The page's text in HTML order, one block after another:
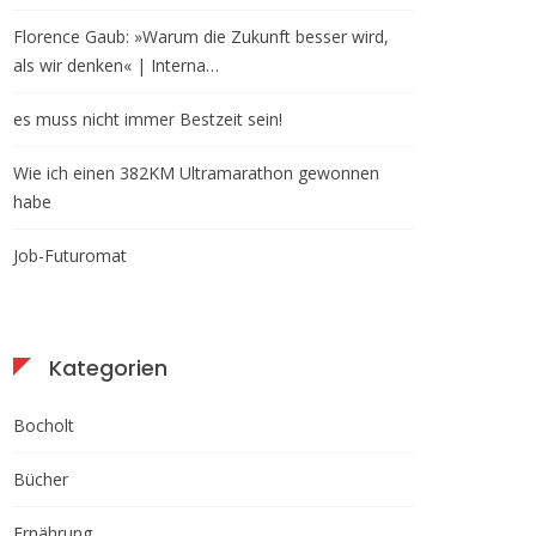
Florence Gaub: »Warum die Zukunft besser wird,
als wir denken« | Interna…
es muss nicht immer Bestzeit sein!
Wie ich einen 382KM Ultramarathon gewonnen
habe
Job-Futuromat
Kategorien
Bocholt
Bücher